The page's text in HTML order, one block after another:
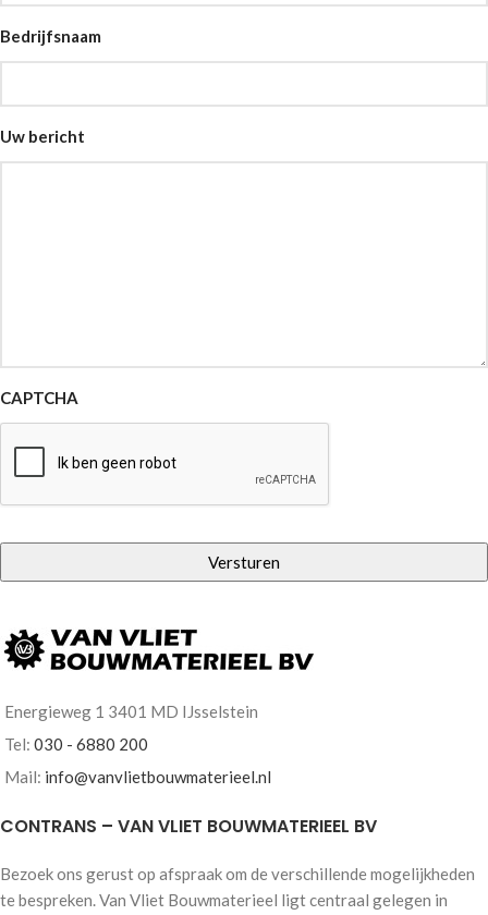
Bedrijfsnaam
Uw bericht
CAPTCHA
Energieweg 1 3401 MD IJsselstein
Tel: 030 - 6880 200
Mail: info@vanvlietbouwmaterieel.nl
CONTRANS – VAN VLIET BOUWMATERIEEL BV
Bezoek ons gerust op afspraak om de verschillende mogelijkheden
te bespreken. Van Vliet Bouwmaterieel ligt centraal gelegen in